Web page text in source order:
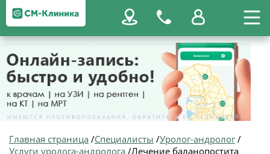
Главная страница /Специалисты /Уролог-андролог/
Услуги уролога-андролога /Лечение баланопостита